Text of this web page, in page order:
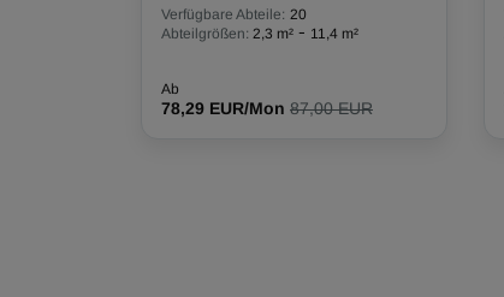
Verfügbare Abteile: 20
Abteilgrößen: 2,3 m² - 11,4 m²
Ab
78,29 EUR/Mon 87,00 EUR